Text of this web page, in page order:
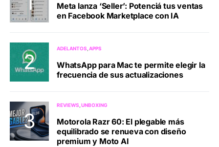
Meta lanza ‘Seller’: Potenciá tus ventas
en Facebook Marketplace con IA
ADELANTOS APPS
WhatsApp para Mac te permite elegir la
frecuencia de sus actualizaciones
REVIEWS UNBOXING
Motorola Razr 60: El plegable más
equilibrado se renueva con diseño
premium y Moto AI